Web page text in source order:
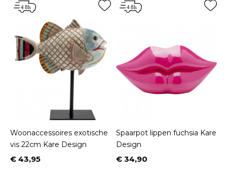
Woonaccessoires exotische
vis 22cm Kare Design
Prijs
€ 43,95
Spaarpot lippen fuchsia Kare
Design
Prijs
€ 34,90